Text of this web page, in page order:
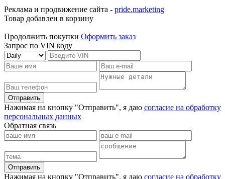
Реклама и продвижение сайта - pride.marketing
Товар добавлен в корзину
Продолжить покупки Оформить заказ
Запрос по VIN коду
Отправить
Нажимая на кнопку "Отправить", я даю согласие на обработку
персональных данных
Обратная связь
Отправить
Нажимая на кнопку "Отправить", я даю согласие на обработку